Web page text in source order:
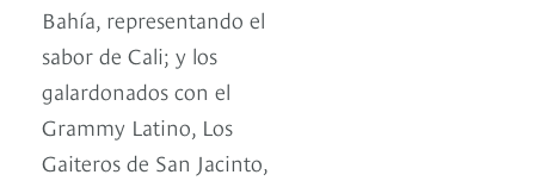
Bahía, representando el
sabor de Cali; y los
galardonados con el
Grammy Latino, Los
Gaiteros de San Jacinto,